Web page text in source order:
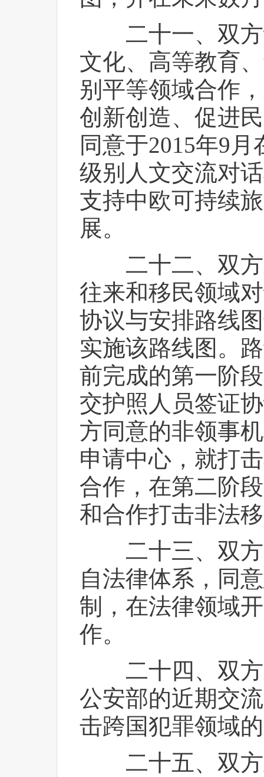
二十一、双方
文化、高等教育
别平等领域合作
创新创造、促进
同意于2015年9
级别人文交流对
支持中欧可持续
展。
二十二、双方
往来和移民领域
协议与安排路线
实施该路线图。
前完成的第一阶
交护照人员签证
方同意的非领事
申请中心，就打
合作，在第二阶
和合作打击非法
二十三、双方
自法律体系，同
制，在法律领域
作。
二十四、双方
公安部的近期交
击跨国犯罪领域
二十五、双方